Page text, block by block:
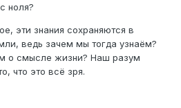
ноля?
эти знания сохраняются в
ведь зачем мы тогда узнаём?
о смысле жизни? Наш разум
что это всё зря.